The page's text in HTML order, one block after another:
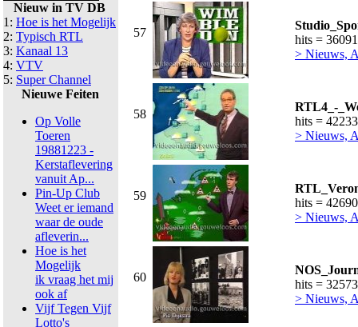
Nieuw in TV DB
1: Hoe is het Mogelijk
2: Typisch RTL
3: Kanaal 13
4: VTV
5: Super Channel
Nieuwe Feiten
Op Volle
Toeren
19881223 -
Kerstaflevering
vanuit Ap...
Pin-Up Club
Weet er iemand
waar de oude
afleverin...
Hoe is het
Mogelijk
ik vraag het mij
ook af
Vijf Tegen Vijf
Lotto's
57
hits = 36091
> Nieuws,
58
RTL4_-
hits = 42233
> Nieuws,
59
hits = 42690
> Nieuws,
60
hits = 32573
> Nieuws,